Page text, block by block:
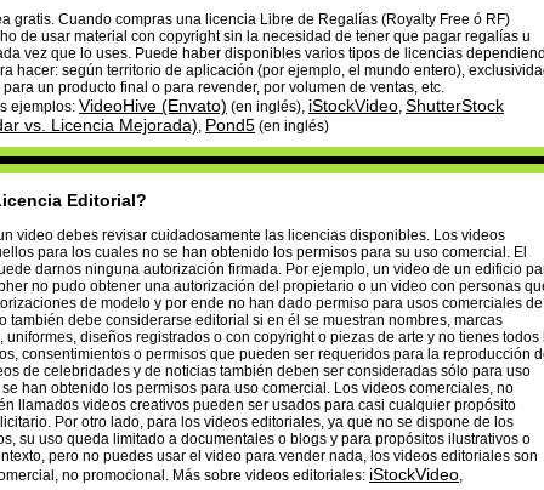
gratis. Cuando compras una licencia Libre de Regalías (Royalty Free ó RF)
de usar material con copyright sin la necesidad de tener que pagar regalías u
vez que lo uses. Puede haber disponibles varios tipos de licencias
hacer: según territorio de aplicación (por ejemplo, el mundo entero),
un producto final o para revender, por volumen de ventas, etc.
ejemplos: VideoHive (Envato) (en inglés), iStockVideo, ShutterStock
vs. Licencia Mejorada), Pond5 (en inglés)
Editorial?
video debes revisar cuidadosamente las licencias disponibles. Los videos
para los cuales no se han obtenido los permisos para su uso comercial. El
darnos ninguna autorización firmada. Por ejemplo, un video de un edificio
no pudo obtener una autorización del propietario o un video con personas
de modelo y por ende no han dado permiso para usos comerciales de
también debe considerarse editorial si en él se muestran nombres, marcas
uniformes, diseños registrados o con copyright o piezas de arte y no tienes todos
consentimientos o permisos que pueden ser requeridos para la reproducción
de celebridades y de noticias también deben ser consideradas sólo para uso
han obtenido los permisos para uso comercial. Los videos comerciales, no
llamados videos creativos pueden ser usados para casi cualquier propósito
Por otro lado, para los videos editoriales, ya que no se dispone de los
su uso queda limitado a documentales o blogs y para propósitos ilustrativos o
pero no puedes usar el video para vender nada, los videos editoriales son
no promocional. Más sobre videos editoriales: iStockVideo,